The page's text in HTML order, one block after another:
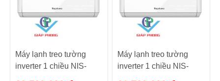
Máy lạnh treo tường
inverter 1 chiều NIS-
Máy lạnh treo tường
inverter 1 chiều NIS-